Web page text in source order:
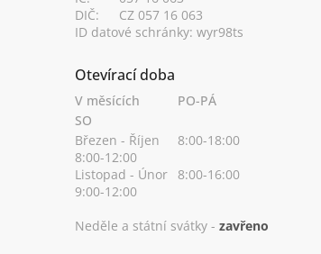
DIČ:
CZ 057 16 063
ID datové schránky: wyr98ts
Otevírací doba
V měsících
PO-PÁ
SO
Březen - Říjen
8:00-18:00
8:00-12:00
Listopad - Únor 8:00-16:00
9:00-12:00
Neděle a státní svátky - zavřeno